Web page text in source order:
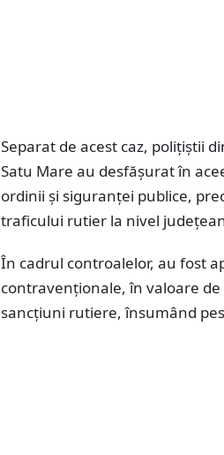
Separat de acest caz, polițiștii
Satu Mare au desfășurat în
ordinii și siguranței publice,
traficului rutier la nivel
În cadrul controalelor, au fost
contravenționale, în valoare
sancțiuni rutiere, însumând